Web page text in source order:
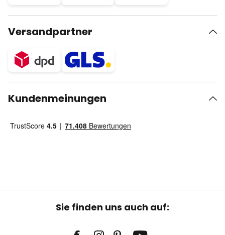
Versandpartner
Kundenmeinungen
Sie finden uns auch auf: